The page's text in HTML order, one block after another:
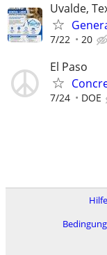
Uvalde,
7/22 20
El Paso
7/24 DOE
Hilfe